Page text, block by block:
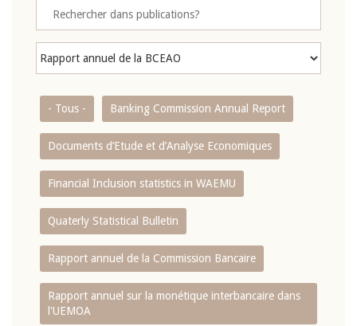
- Tous - Banking Commission Annual Report
Documents d’Etude et d’Analyse Economiques
Financial Inclusion statistics in WAEMU
Quaterly Statistical Bulletin
Rapport annuel de la Commission Bancaire
Rapport annuel sur la monétique interbancaire dans
l'UEMOA